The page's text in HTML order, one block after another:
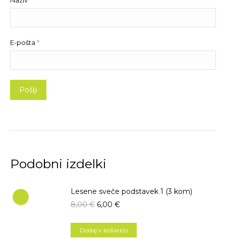
E-pošta *
Podobni izdelki
Lesene sveče podstavek 1 (3 kom)
8,00€ 6,00 €
Dodaj v košarico